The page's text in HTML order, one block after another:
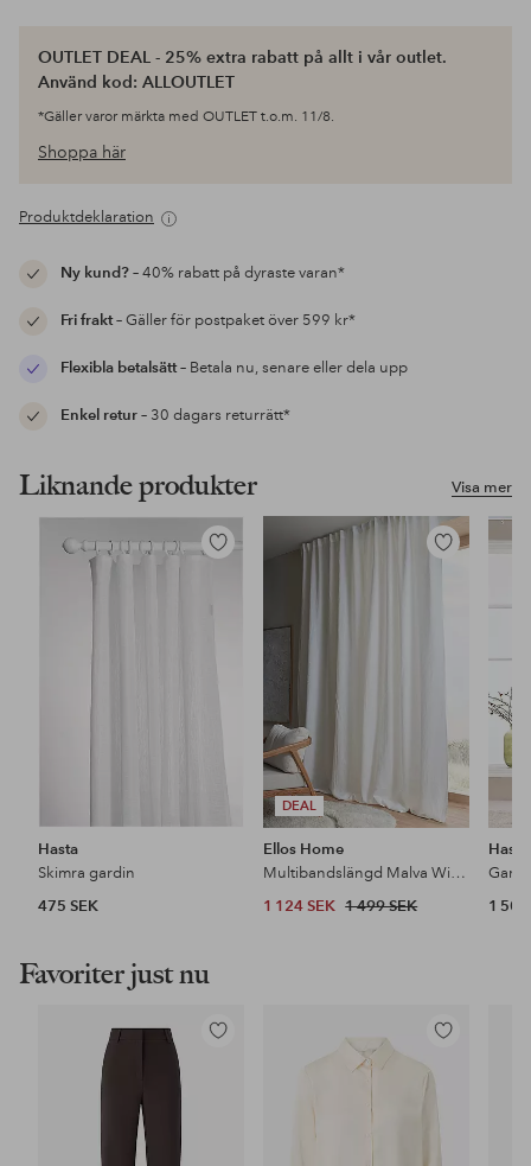
OUTLET DEAL - 25% extra rabatt på allt i vår outlet.
Använd kod: ALLOUTLET
*Gäller varor märkta med OUTLET t.o.m. 11/8.
Shoppa här
Produktdeklaration
Ny kund?– 40% rabatt på dyraste varan*
Fri frakt– Gäller för postpaket över 599 kr*
Flexibla betalsätt– Betala nu, senare eller dela upp
Enkel retur– 30 dagars returrätt*
Visa mer
Liknande produkter
Lägg
Hasta
Skimra gardin
475 SEK
DEAL
Lägg
Ellos Home
Multibandslängd Malva Wide extra bred, 1 st i 100% lin
1 124 SEK 1 499 SEK
Hasta
1 505
Favoriter just nu
Lägg
Lägg
i